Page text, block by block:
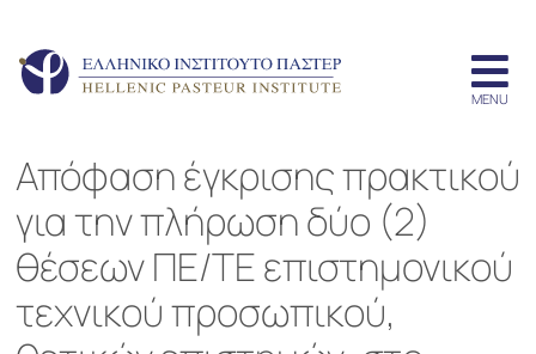
Απόφαση έγκρισης πρακτικού
για την πλήρωση δύο (2)
θέσεων ΠΕ/ΤΕ επιστημονικού
τεχνικού προσωπικού,